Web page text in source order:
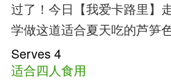
过了！今日【我爱卡路里】
学做这道适合夏天吃的芦笋
Serves 4
适合四人食用